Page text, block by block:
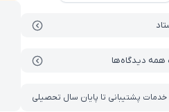
دیدگاه‌ها
خدمات پشتیبانی تا پایان سال تحصیلی